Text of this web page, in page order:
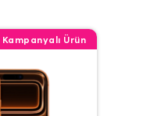
Kampanyalı Ürün